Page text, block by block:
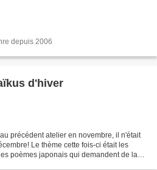
depuis 2006
d'hiver
précédent atelier en novembre, il n'était
Le thème cette fois-ci était les
poèmes japonais qui demandent de la